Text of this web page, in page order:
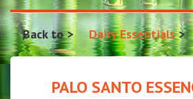
Back to Dairy Essentials
PALO SANTO